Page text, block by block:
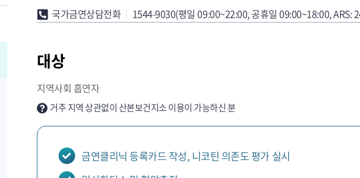
국가금연상담전화 1544-9030(평일 09:00~22:00, 공휴일 09:00~18:00, ARS:
대상
지역사회 흡연자
거주 지역 상관없이 산본보건지소 이용이 가능하신 분
금연클리닉 등록카드 작성, 니코틴 의존도 평가 실시